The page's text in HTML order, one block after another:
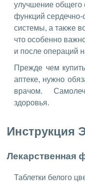
улучшение общего
функций сердечно-
системы, а также
что особенно
и после операций
Прежде чем
аптеке, нужно
врачом.
здоровья.
Инструкция
Лекарственная
Таблетки белого